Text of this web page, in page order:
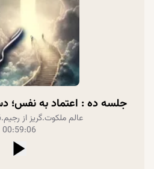
جلسه ده : اعتماد به نفس؛
عالم ملکوت.گریز از رجیم.
00:59:06